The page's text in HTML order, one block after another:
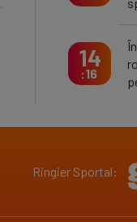
14
16
Ringier Sportal: